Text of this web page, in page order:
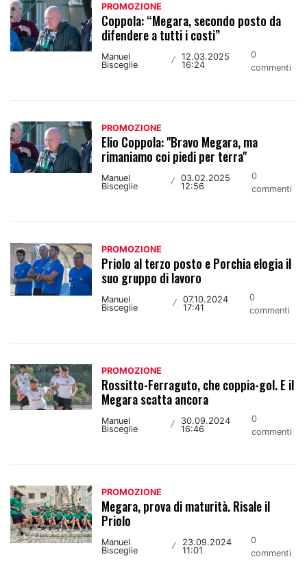
PROMOZIONE
Coppola: “Megara, secondo posto da
difendere a tutti i costi”
Manuel
Bisceglie
/ 12.03.2025
16:24
0
commenti
PROMOZIONE
Elio Coppola: "Bravo Megara, ma
rimaniamo coi piedi per terra"
Manuel
Bisceglie
/
03.02.2025
12:56
0
commenti
PROMOZIONE
Priolo al terzo posto e Porchia elogia il
suo gruppo di lavoro
Manuel
Bisceglie
/
07.10.2024
17:41
0
commenti
PROMOZIONE
Rossitto-Ferraguto, che coppia-gol. E il
Megara scatta ancora
Manuel
Bisceglie
/
30.09.2024
16:46
0
commenti
PROMOZIONE
Megara, prova di maturità. Risale il
Priolo
Manuel
Bisceglie
/
23.09.2024
11:01
0
commenti